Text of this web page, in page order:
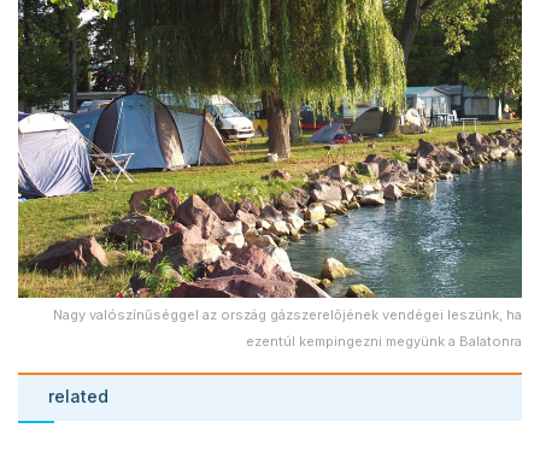
Nagy valószínűséggel az ország gázszerelőjének vendégei leszünk, ha
ezentúl kempingezni megyünk a Balatonra
related